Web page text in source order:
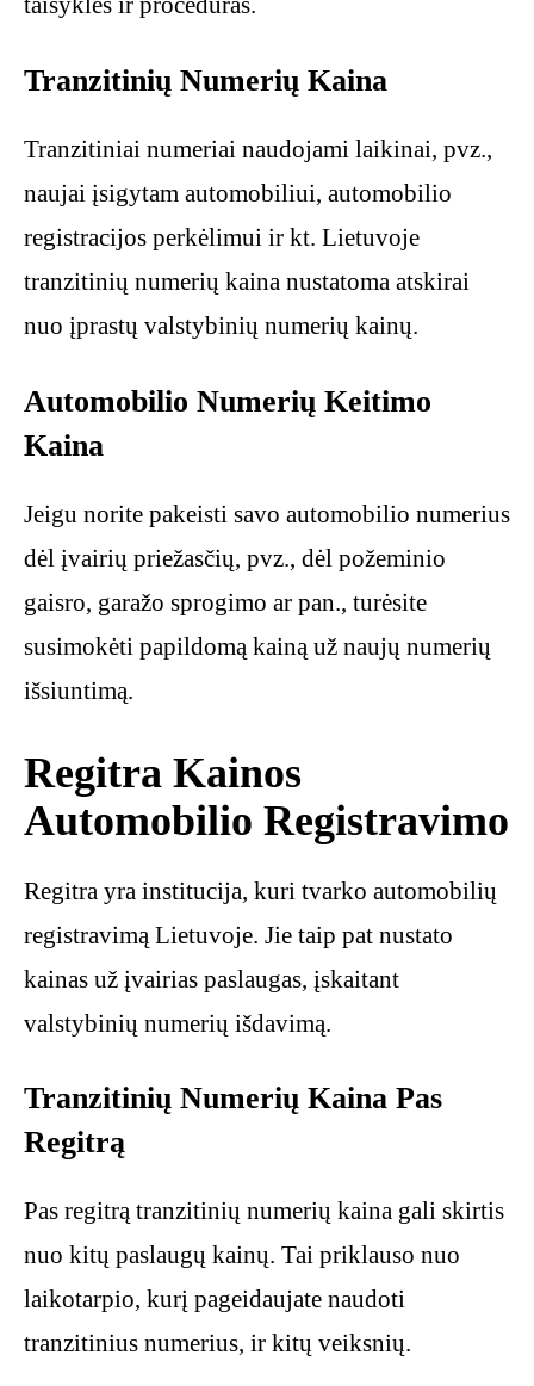
Tranzitinių Numerių Kaina
Tranzitiniai numeriai naudojami laikinai, pvz.,
naujai įsigytam automobiliui, automobilio
registracijos perkėlimui ir kt. Lietuvoje
tranzitinių numerių kaina nustatoma atskirai
nuo įprastų valstybinių numerių kainų.
Automobilio Numerių Keitimo
Kaina
Jeigu norite pakeisti savo automobilio numerius
dėl įvairių priežasčių, pvz., dėl požeminio
gaisro, garažo sprogimo ar pan., turėsite
susimokėti papildomą kainą už naujų numerių
išsiuntimą.
Regitra Kainos
Automobilio Registravimo
Regitra yra institucija, kuri tvarko automobilių
registravimą Lietuvoje. Jie taip pat nustato
kainas už įvairias paslaugas, įskaitant
valstybinių numerių išdavimą.
Tranzitinių Numerių Kaina Pas
Regitrą
Pas regitrą tranzitinių numerių kaina gali skirtis
nuo kitų paslaugų kainų. Tai priklauso nuo
laikotarpio, kurį pageidaujate naudoti
tranzitinius numerius, ir kitų veiksnių.